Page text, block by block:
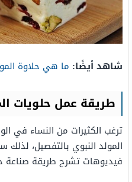
شاهد أيضًا: ما هي حلاوة
طريقة عمل حلويات
ترغب الكثيرات من النساء في
المولد النبوي بالتفصيل،
فيديوهات تشرح طريقة صناعة